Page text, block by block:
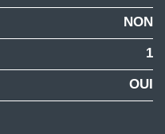
NON
1
OUI